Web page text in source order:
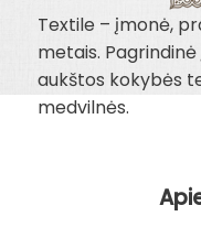
Textile – įmonė,
metais.
aukštos kokybės
medvilnės.